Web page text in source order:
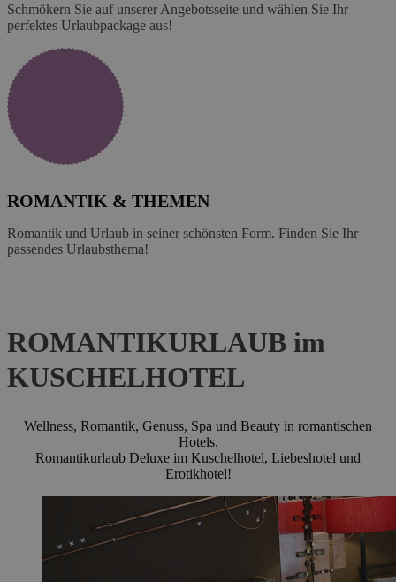
Schmökern Sie auf unserer Angebotsseite und wählen Sie Ihr
perfektes Urlaubpackage aus!
ROMANTIK & THEMEN
Romantik und Urlaub in seiner schönsten Form. Finden Sie Ihr
passendes Urlaubsthema!
ROMANTIKURLAUB im
KUSCHELHOTEL
Wellness, Romantik, Genuss, Spa und Beauty in romantischen
Hotels.
Romantikurlaub Deluxe im Kuschelhotel, Liebeshotel und
Erotikhotel!